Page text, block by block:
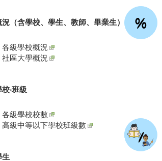
況（含學校、學生、教師、畢業生）
各級學校概況
社區大學概況
校‧班級
各級學校校數
高級中等以下學校班級數
生